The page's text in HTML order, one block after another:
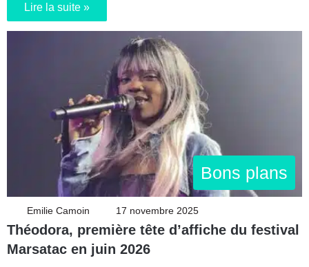
Lire la suite »
Bons plans
Emilie Camoin 17 novembre 2025
Théodora, première tête d’affiche du festival
Marsatac en juin 2026